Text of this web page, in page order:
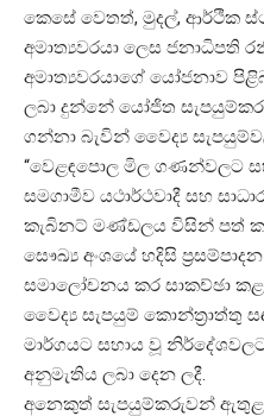
කෙසේ වෙතත්, මුදල්, ආර්ථික
අමාත්‍යවරයා ලෙස ජනාධිපති
අමාත්‍යවරයාගේ යෝජනාව
ලබා දුන්නේ යෝජිත
ගන්නා බැවින් වෛද්‍ය
“වෙළඳපොල මිල ගණන්වලට
සමගාමීව යථාර්ථවාදී සහ
කැබිනට් මණ්ඩලය විසින් පත්
සෞඛ්‍ය අංශයේ හදිසි
සමාලෝචනය කර සාකච්ඡා
වෛද්‍ය සැපයුම් කොන්ත්‍රාත්තු
මාර්ගයට සහාය වූ
අනුමැතිය ලබා දෙන ලදී.
අනෙකුත් සැපයුම්කරුවන්